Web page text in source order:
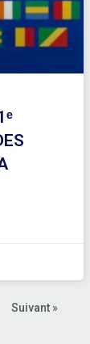
Suivant »